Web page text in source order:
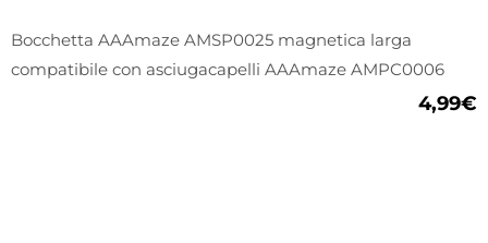
Bocchetta AAAmaze AMSP0025 magnetica larga
compatibile con asciugacapelli AAAmaze AMPC0006
4,99€